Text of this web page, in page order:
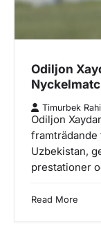
Odiljon
Timurbek
Odiljon
Uzbekistan,
prestationer
Read More